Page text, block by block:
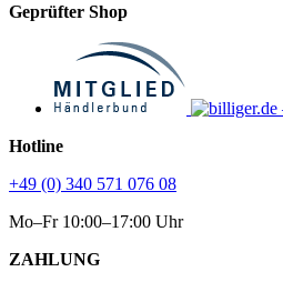
Geprüfter Shop
Hotline
+49 (0) 340 571 076 08
Mo–Fr 10:00–17:00 Uhr
ZAHLUNG